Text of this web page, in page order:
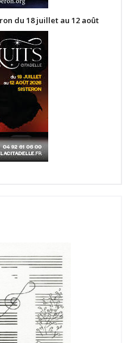
du 18 juillet au 12 août